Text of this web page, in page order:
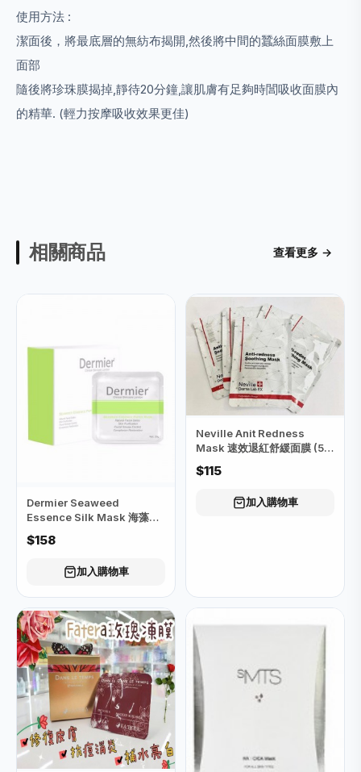
使用方法 :
潔面後，將最底層的無紡布揭開,然後將中間的蠶絲面膜敷上
面部
隨後將珍珠膜揭掉,靜待20分鐘 讓肌膚有足夠時閶吸收面膜內
的精華. (️輕力按摩吸收效果更佳)
相關商品 查看更多 →
Dermier Seaweed
Essence Silk Mask 海藻精
華蠶絲面膜（綠色）
$158
加入購物車
Neville Anit Redness
Mask 速效退紅舒緩面膜 (5
片)
$115
加入購物車